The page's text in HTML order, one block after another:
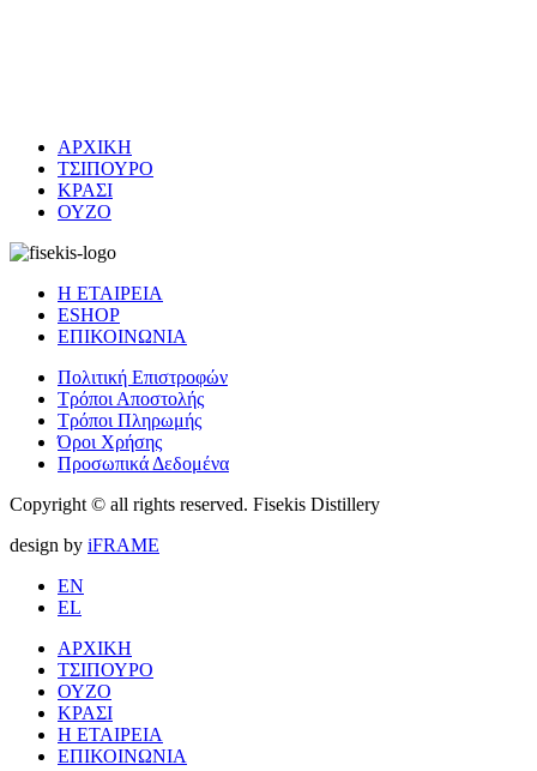
ΑΡΧΙΚΗ
ΤΣΙΠΟΥΡΟ
ΚΡΑΣΙ
ΟΥΖΟ
Η ΕΤΑΙΡΕΙΑ
ESHOP
ΕΠΙΚΟΙΝΩΝΙΑ
Πολιτική Επιστροφών
Τρόποι Αποστολής
Τρόποι Πληρωμής
Όροι Χρήσης
Προσωπικά Δεδομένα
Copyright © all rights reserved. Fisekis Distillery
design by iFRAME
EN
EL
ΑΡΧΙΚΗ
ΤΣΙΠΟΥΡΟ
ΟΥΖΟ
ΚΡΑΣΙ
Η ΕΤΑΙΡΕΙΑ
ΕΠΙΚΟΙΝΩΝΙΑ